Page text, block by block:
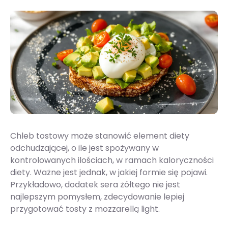
Chleb tostowy może stanowić element diety
odchudzającej, o ile jest spożywany w
kontrolowanych ilościach, w ramach kaloryczności
diety. Ważne jest jednak, w jakiej formie się pojawi.
Przykładowo, dodatek sera żółtego nie jest
najlepszym pomysłem, zdecydowanie lepiej
przygotować tosty z mozzarellą light.